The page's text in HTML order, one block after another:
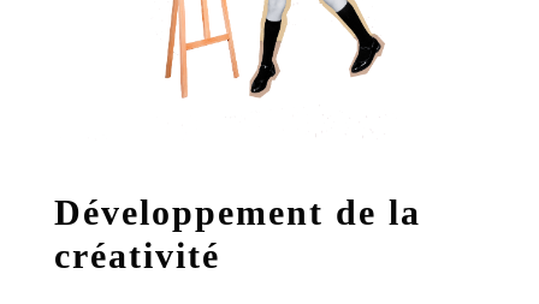
Développement de la
créativité